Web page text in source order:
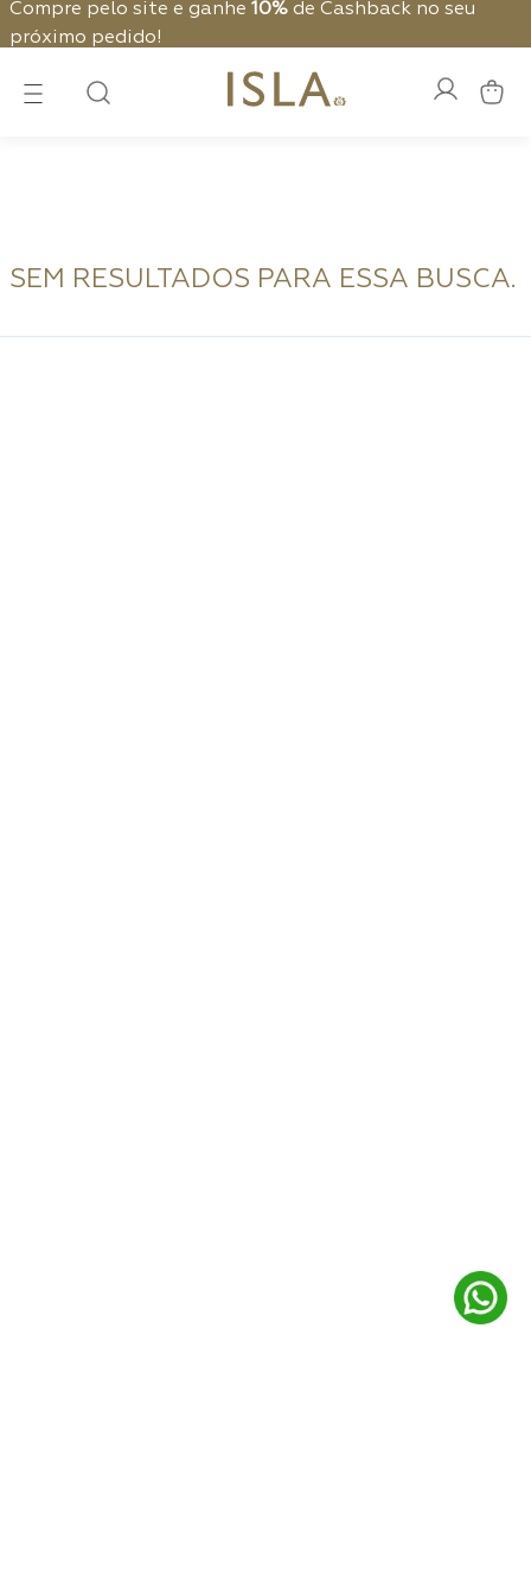
Compre pelo site e ganhe 10% de Cashback no seu
próximo pedido!
SEM RESULTADOS PARA ESSA BUSCA.